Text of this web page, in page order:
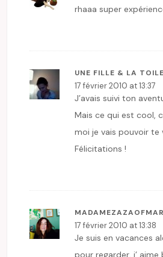
rhaaa super
UNE FILLE & LA TOILE
17 février 2010 at 13:37
J’avais suivi ton
Mais ce qui est cool,
moi je vais pouvoir te
Félicitations !
17 février 2010 at 13:38
Je suis en vacances
pour regarder, j’